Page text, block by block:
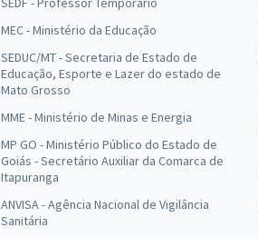
MEC - Ministério da Educação
SEDUC/MT - Secretaria de Estado de
Educação, Esporte e Lazer do estado de
Mato Grosso
MME - Ministério de Minas e Energia
MP GO - Ministério Público do Estado de
Goiás - Secretário Auxiliar da Comarca de
Itapuranga
ANVISA - Agência Nacional de Vigilância
Sanitária